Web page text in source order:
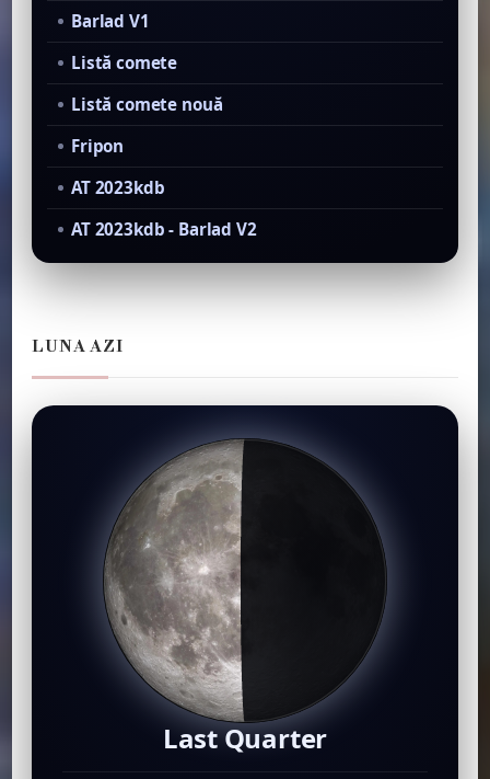
Barlad V1
Listă comete
Listă comete nouă
Fripon
AT 2023kdb
AT 2023kdb - Barlad V2
LUNA AZI
Last Quarter